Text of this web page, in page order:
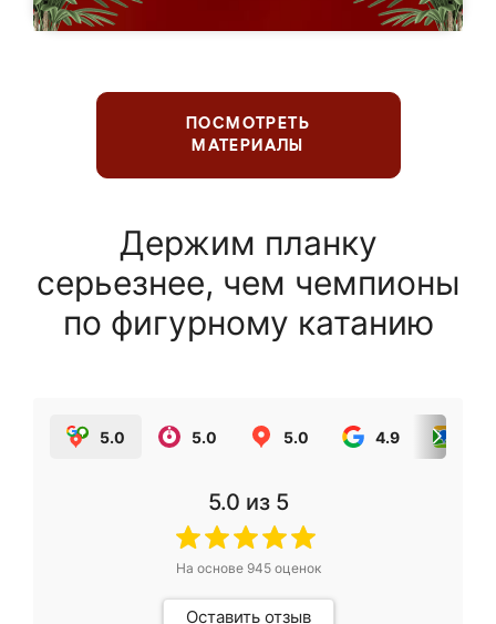
ПОСМОТРЕТЬ
МАТЕРИАЛЫ
Держим планку
серьезнее, чем чемпионы
по фигурному катанию
5.0 5.0 5.0 4.9
5.0 из 5
На основе 945оценок
Оставить отзыв